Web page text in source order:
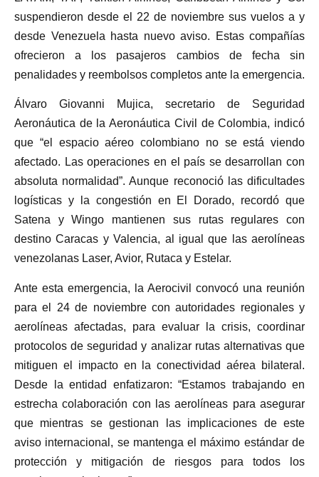
suspendieron desde el 22 de noviembre sus vuelos a y
desde Venezuela hasta nuevo aviso. Estas compañías
ofrecieron a los pasajeros cambios de fecha sin
penalidades y reembolsos completos ante la emergencia.
Álvaro Giovanni Mujica, secretario de Seguridad
Aeronáutica de la Aeronáutica Civil de Colombia, indicó
que “el espacio aéreo colombiano no se está viendo
afectado. Las operaciones en el país se desarrollan con
absoluta normalidad”. Aunque reconoció las dificultades
logísticas y la congestión en El Dorado, recordó que
Satena y Wingo mantienen sus rutas regulares con
destino Caracas y Valencia, al igual que las aerolíneas
venezolanas Laser, Avior, Rutaca y Estelar.
Ante esta emergencia, la Aerocivil convocó una reunión
para el 24 de noviembre con autoridades regionales y
aerolíneas afectadas, para evaluar la crisis, coordinar
protocolos de seguridad y analizar rutas alternativas que
mitiguen el impacto en la conectividad aérea bilateral.
Desde la entidad enfatizaron: “Estamos trabajando en
estrecha colaboración con las aerolíneas para asegurar
que mientras se gestionan las implicaciones de este
aviso internacional, se mantenga el máximo estándar de
protección y mitigación de riesgos para todos los